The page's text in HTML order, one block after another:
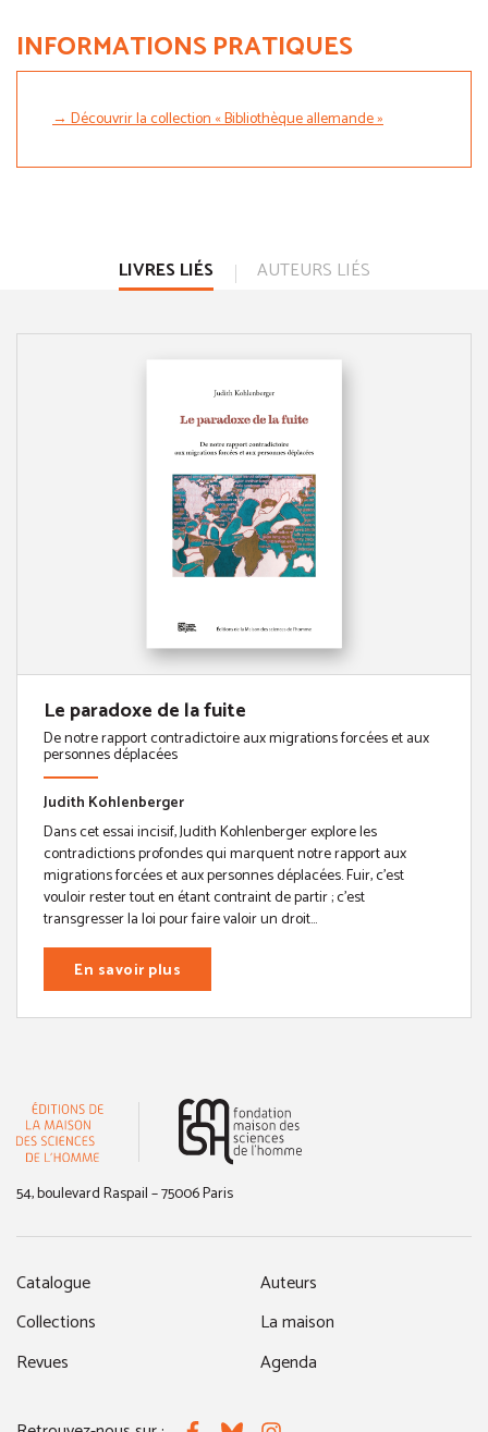
INFORMATIONS PRATIQUES
→ Découvrir la collection « Bibliothèque allemande »
LIVRES LIÉS AUTEURS LIÉS
Le paradoxe de la fuite
De notre rapport contradictoire aux migrations forcées et aux
personnes déplacées
Judith Kohlenberger
Dans cet essai incisif, Judith Kohlenberger explore les
contradictions profondes qui marquent notre rapport aux
migrations forcées et aux personnes déplacées. Fuir, c’est
vouloir rester tout en étant contraint de partir ; c’est
transgresser la loi pour faire valoir un droit...
En savoir plus
54, boulevard Raspail – 75006 Paris
Catalogue
Collections
Revues
Auteurs
La maison
Agenda